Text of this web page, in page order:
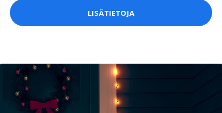
LISÄTIETOJA